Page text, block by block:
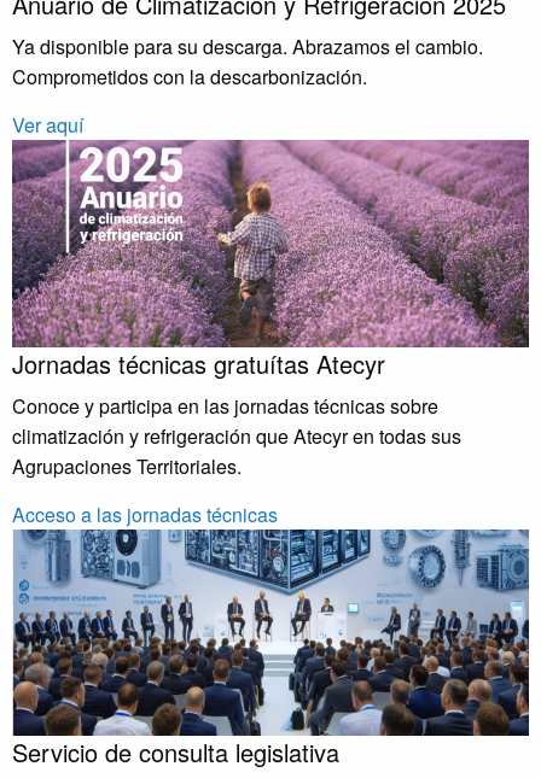
Ya disponible para su descarga. Abrazamos el cambio.
Comprometidos con la descarbonización.
Ver aquí
Jornadas técnicas gratuítas Atecyr
Conoce y participa en las jornadas técnicas sobre
climatización y refrigeración que Atecyr en todas sus
Agrupaciones Territoriales.
Acceso a las jornadas técnicas
Servicio de consulta legislativa